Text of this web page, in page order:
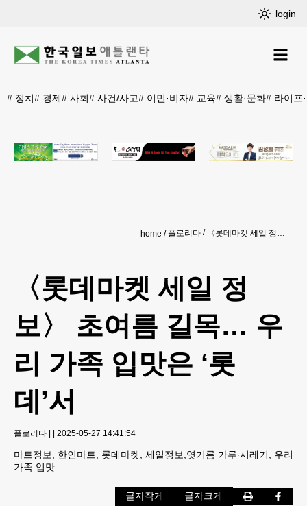
login
# 정치# 경제# 사회# 사건/사고# 이민·비자# 교육# 생활·문화# 라이프
home 플로리다 〈롯데마켓 세일 정보〉 초여름 길목… 우리 가족 입맛은 ‘롯데’서
〈롯데마켓 세일 정
보〉 초여름 길목… 우
리 가족 입맛은 ‘롯
데’서
플로리다 | | 2025-05-27 14:41:54
마트정보, 한인마트, 롯데마켓, 세일정보,엿기름 가루∙시레기, 우리
가족 입맛
글자작게 글자크게